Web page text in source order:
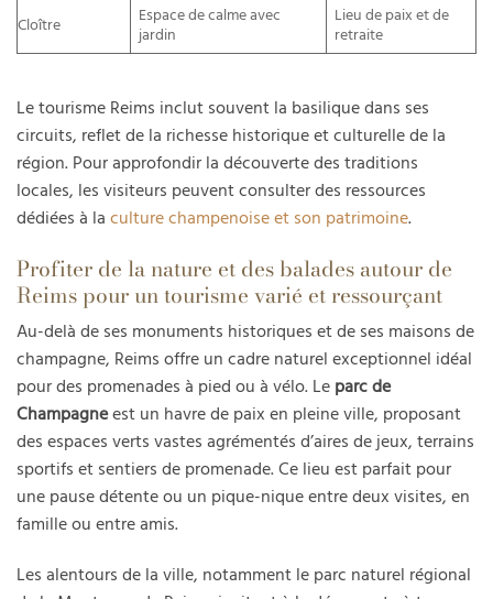
Cloître
Espace de calme avec
jardin
Lieu de paix et de
retraite
Le tourisme Reims inclut souvent la basilique dans ses
circuits, reflet de la richesse historique et culturelle de la
région. Pour approfondir la découverte des traditions
locales, les visiteurs peuvent consulter des ressources
dédiées à la culture champenoise et son patrimoine.
Profiter de la nature et des balades autour de
Reims pour un tourisme varié et ressourçant
Au-delà de ses monuments historiques et de ses maisons de
champagne, Reims offre un cadre naturel exceptionnel idéal
pour des promenades à pied ou à vélo. Le parc de
Champagneest un havre de paix en pleine ville, proposant
des espaces verts vastes agrémentés d’aires de jeux, terrains
sportifs et sentiers de promenade. Ce lieu est parfait pour
une pause détente ou un pique-nique entre deux visites, en
famille ou entre amis.
Les alentours de la ville, notamment le parc naturel régional